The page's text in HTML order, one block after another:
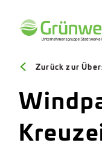
Zurück zur